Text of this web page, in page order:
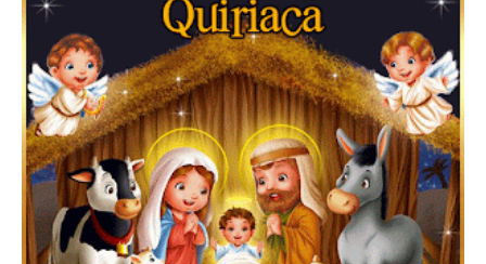
Te deseo una Feliz Navidad Bartolomea